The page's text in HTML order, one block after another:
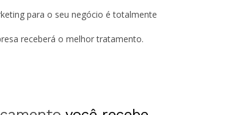
para o seu negócio é totalmente
receberá o melhor tratamento.